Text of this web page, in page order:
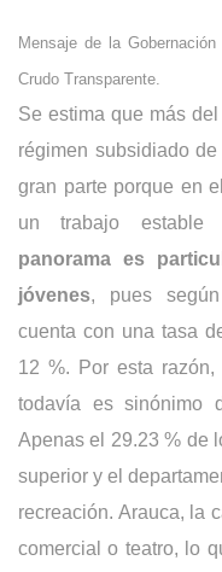
Mensaje de la
Crudo Transparente.
Se estima que más
régimen subsidiado
gran parte porque en
un trabajo estable
panorama es
jóvenes, pues según
cuenta con una tasa
12 %. Por esta
todavía es sinónimo
Apenas el 29.23 % de
superior y el
recreación. Arauca, la
comercial o teatro, lo